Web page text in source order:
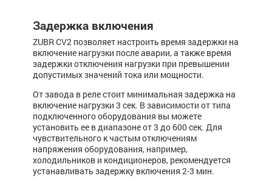
Задержка включения
ZUBR CV2 позволяет настроить время задержки на
включение нагрузки после аварии, а также время
задержки отключения нагрузки при превышении
допустимых значений тока или мощности.
От завода в реле стоит минимальная задержка на
включение нагрузки 3 сек. В зависимости от типа
подключенного оборудования вы можете
установить ее в диапазоне от 3 до 600 сек. Для
чувствительного к частым отключениям
напряжения оборудования, например,
холодильников и кондиционеров, рекомендуется
устанавливать задержку включения 2-3 мин.